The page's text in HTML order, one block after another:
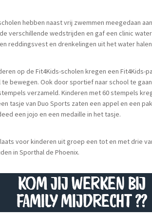
hebben naast vrij zwemmen meegedaan
verschillende wedstrijden en gaf een clinic
reddingsvest en drenkelingen uit het water
op de Fit4Kids-scholen kregen een Fit4Kids-
bewegen. Ook door sportief naar school te
verzameld. Kinderen met 60 stempels
tasje van Duo Sports zaten een appel en een
een jojo en een medaille in het tasje.
voor kinderen uit groep een tot en met drie
in Sporthal de Phoenix.